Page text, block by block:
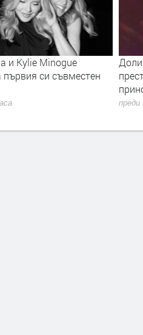
Партън получава
награда за цялостен
6 часа